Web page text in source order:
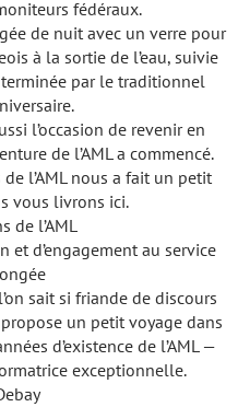
fédéraux.
de nuit avec un verre pour
à la sortie de l’eau, suivie
par le traditionnel
l’occasion de revenir en
de l’AML a commencé.
l’AML nous a fait un petit
vous livrons ici.
de l’AML
et d’engagement au service
sait si friande de discours
un petit voyage dans
d’existence de l’AML —
exceptionnelle.